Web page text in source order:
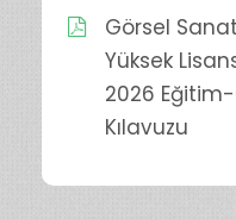
Görsel
Yüksek
2026 Eğitim-
Kılavuzu